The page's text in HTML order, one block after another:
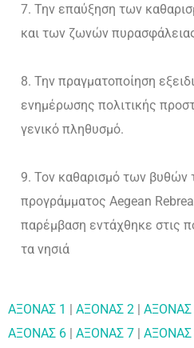
Την επαύξηση των
και των ζωνών
Την πραγματοποίηση
ενημέρωσης πολιτικής
γενικό πληθυσμό.
Τον καθαρισμό των
προγράμματος Aegean
παρέμβαση εντάχθηκε στις
τα νησιά
ΑΞΟΝΑΣ 1 | ΑΞΟΝΑΣ 2 | ΑΞΟΝΑΣ
ΑΞΟΝΑΣ 6 | ΑΞΟΝΑΣ 7 | ΑΞΟΝΑΣ